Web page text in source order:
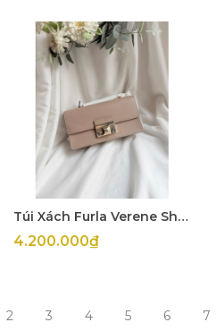
Túi Xách Furla Verene Shoulder Bag
4.200.000₫
2 3 4 5 6 7